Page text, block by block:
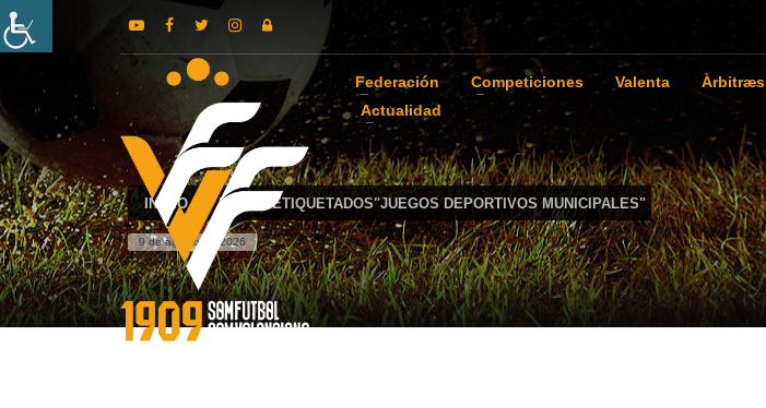
Federación Competiciones Valenta Àrbitræs
Actualidad
INICIO POSTS ETIQUETADOS"JUEGOS DEPORTIVOS MUNICIPALES"
9 de agosto de 2026